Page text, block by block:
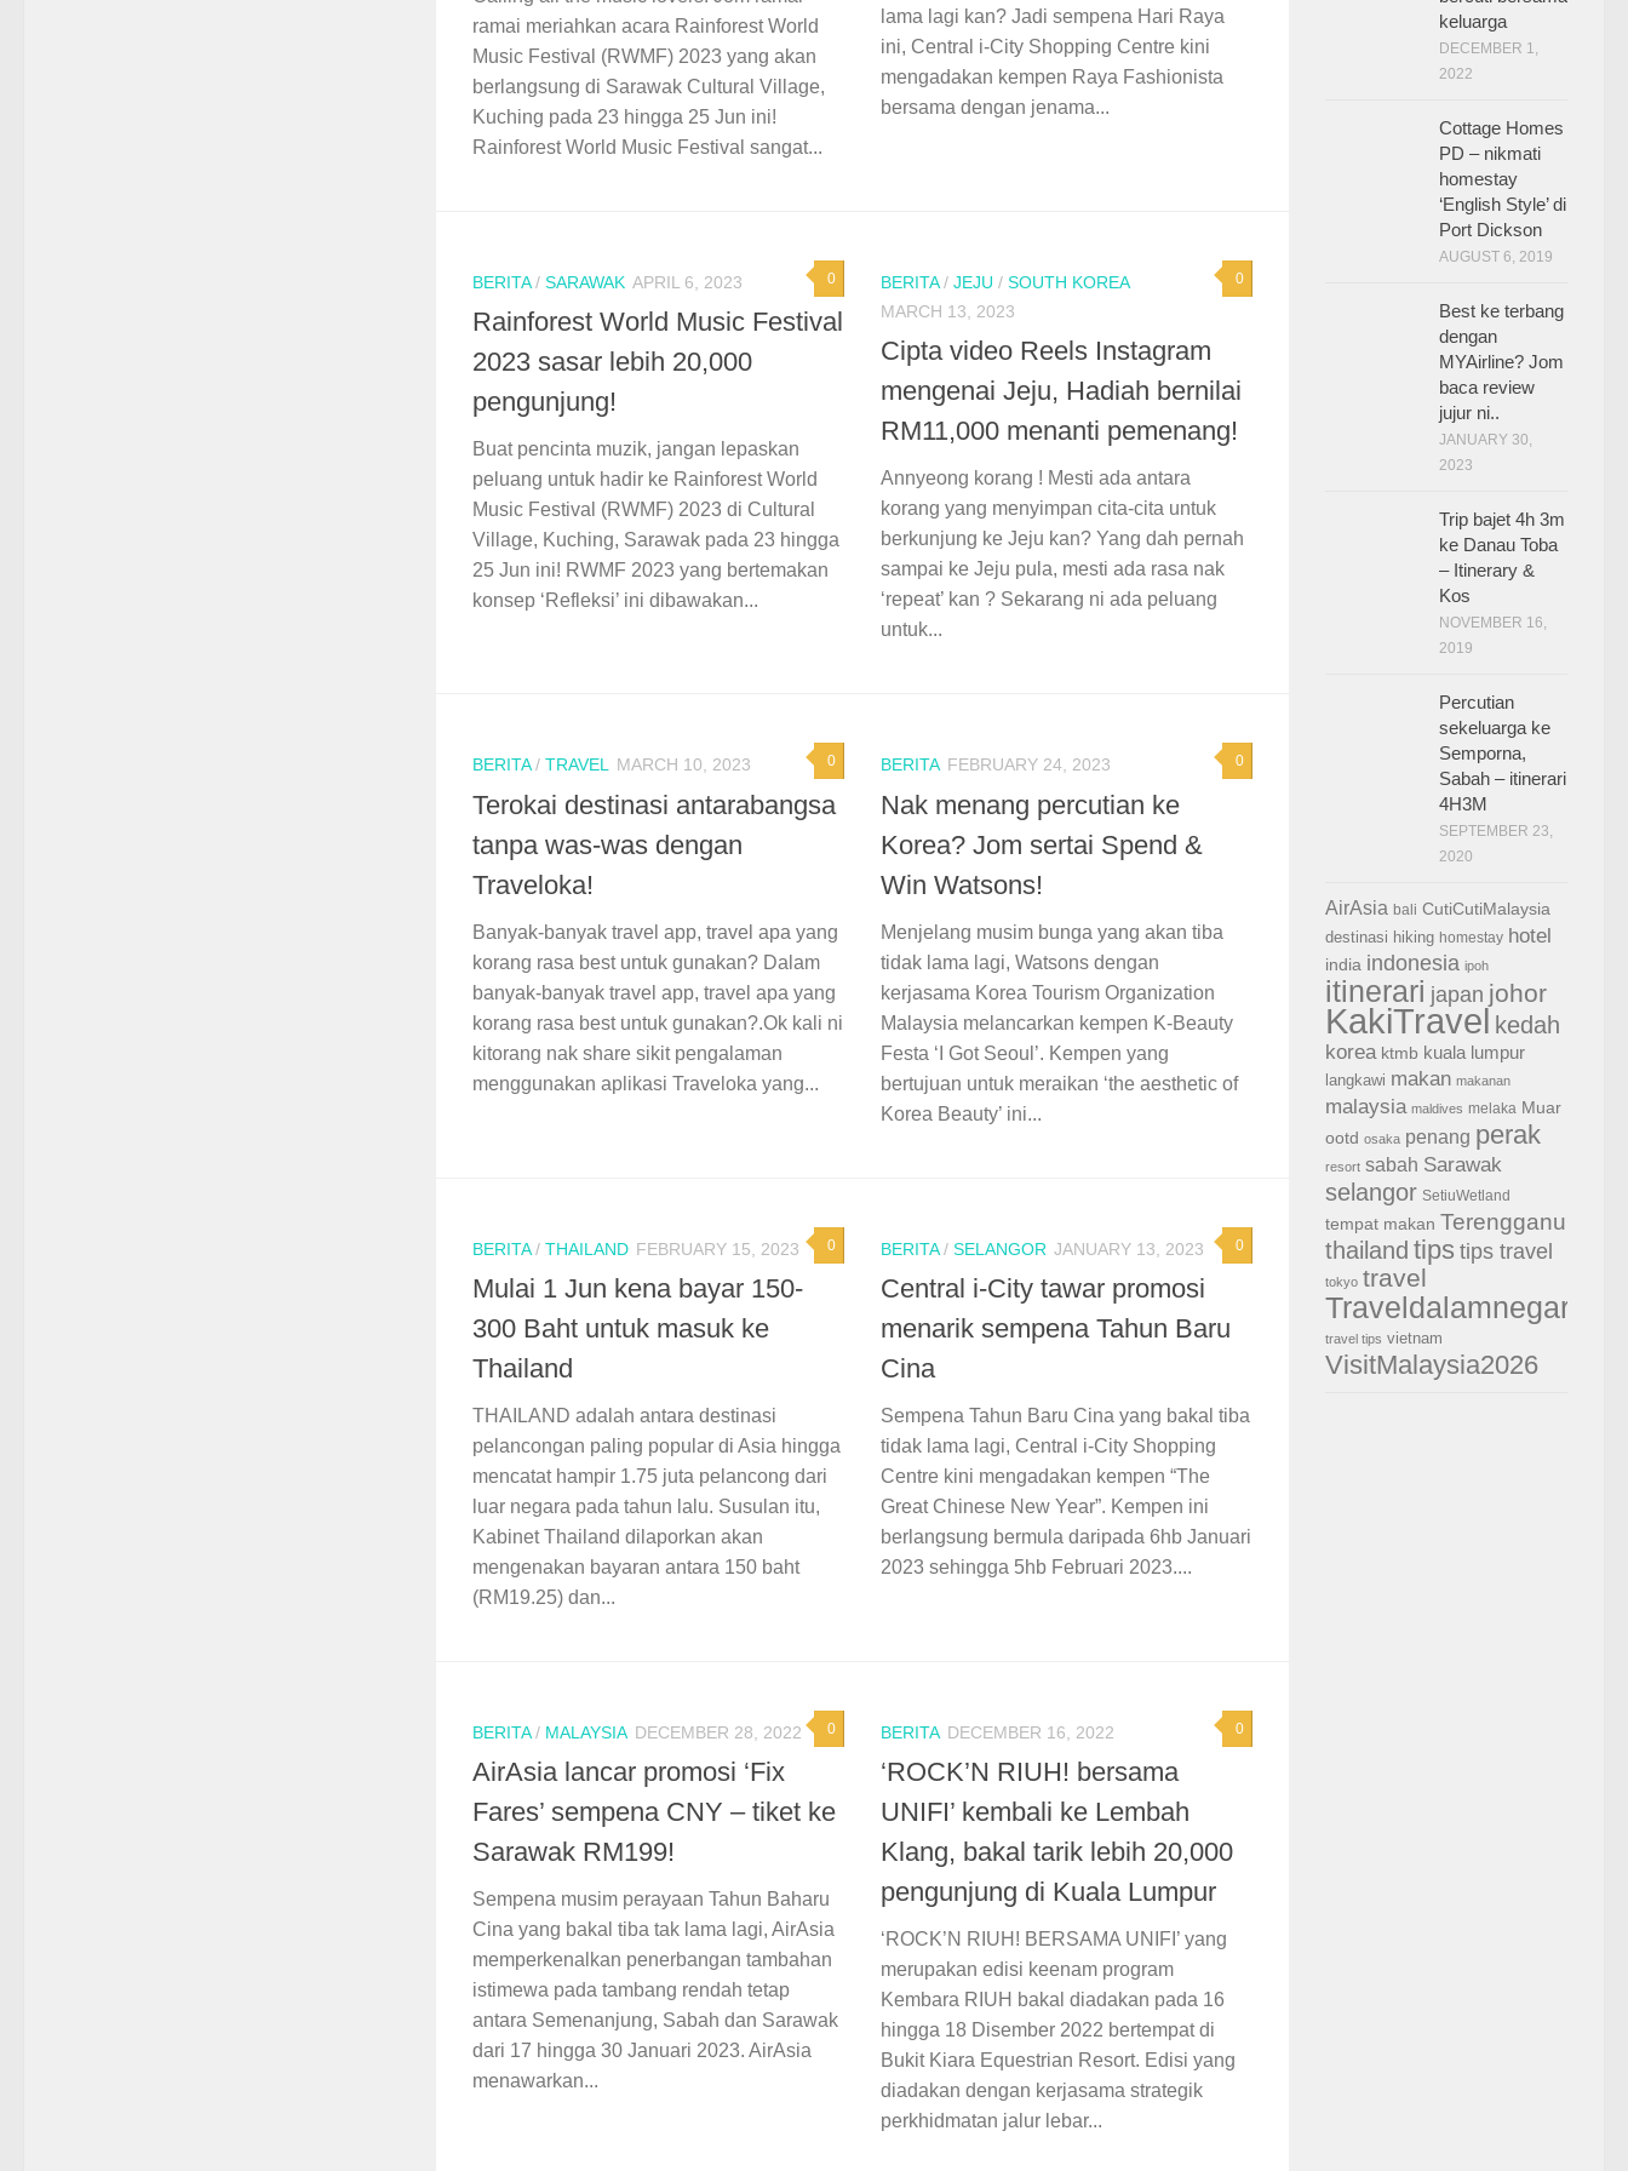
ramai meriahkan acara Rainforest World
Music Festival (RWMF) 2023 yang akan
berlangsung di Sarawak Cultural Village,
Kuching pada 23 hingga 25 Jun ini!
Rainforest World Music Festival sangat...
lama lagi kan? Jadi sempena Hari Raya
ini, Central i-City Shopping Centre kini
mengadakan kempen Raya Fashionista
bersama dengan jenama...
0
BERITA/ SARAWAK APRIL 6, 2023
Rainforest World Music Festival
2023 sasar lebih 20,000
pengunjung!
Buat pencinta muzik, jangan lepaskan
peluang untuk hadir ke Rainforest World
Music Festival (RWMF) 2023 di Cultural
Village, Kuching, Sarawak pada 23 hingga
25 Jun ini! RWMF 2023 yang bertemakan
konsep ‘Refleksi’ ini dibawakan...
0
BERITA/ JEJU / SOUTH KOREA
MARCH 13, 2023
Cipta video Reels Instagram
mengenai Jeju, Hadiah bernilai
RM11,000 menanti pemenang!
Annyeong korang ! Mesti ada antara
korang yang menyimpan cita-cita untuk
berkunjung ke Jeju kan? Yang dah pernah
sampai ke Jeju pula, mesti ada rasa nak
‘repeat’ kan ? Sekarang ni ada peluang
untuk...
0
BERITA/ TRAVEL MARCH 10, 2023
Terokai destinasi antarabangsa
tanpa was-was dengan
Traveloka!
Banyak-banyak travel app, travel apa yang
korang rasa best untuk gunakan? Dalam
banyak-banyak travel app, travel apa yang
korang rasa best untuk gunakan?.Ok kali ni
kitorang nak share sikit pengalaman
menggunakan aplikasi Traveloka yang...
0
BERITA FEBRUARY 24, 2023
Nak menang percutian ke
Korea? Jom sertai Spend &
Win Watsons!
Menjelang musim bunga yang akan tiba
tidak lama lagi, Watsons dengan
kerjasama Korea Tourism Organization
Malaysia melancarkan kempen K-Beauty
Festa ‘I Got Seoul’. Kempen yang
bertujuan untuk meraikan ‘the aesthetic of
Korea Beauty’ ini...
0
BERITA/ THAILAND FEBRUARY 15, 2023
Mulai 1 Jun kena bayar 150-
300 Baht untuk masuk ke
Thailand
THAILAND adalah antara destinasi
pelancongan paling popular di Asia hingga
mencatat hampir 1.75 juta pelancong dari
luar negara pada tahun lalu. Susulan itu,
Kabinet Thailand dilaporkan akan
mengenakan bayaran antara 150 baht
(RM19.25) dan...
0
BERITA/ SELANGOR JANUARY 13, 2023
Central i-City tawar promosi
menarik sempena Tahun Baru
Cina
Sempena Tahun Baru Cina yang bakal tiba
tidak lama lagi, Central i-City Shopping
Centre kini mengadakan kempen “The
Great Chinese New Year”. Kempen ini
berlangsung bermula daripada 6hb Januari
2023 sehingga 5hb Februari 2023....
0
BERITA/ MALAYSIA DECEMBER 28, 2022
AirAsia lancar promosi ‘Fix
Fares’ sempena CNY – tiket ke
Sarawak RM199!
Sempena musim perayaan Tahun Baharu
Cina yang bakal tiba tak lama lagi, AirAsia
memperkenalkan penerbangan tambahan
istimewa pada tambang rendah tetap
antara Semenanjung, Sabah dan Sarawak
dari 17 hingga 30 Januari 2023. AirAsia
menawarkan...
0
BERITA DECEMBER 16, 2022
‘ROCK’N RIUH! bersama
UNIFI’ kembali ke Lembah
Klang, bakal tarik lebih 20,000
pengunjung di Kuala Lumpur
‘ROCK’N RIUH! BERSAMA UNIFI’ yang
merupakan edisi keenam program
Kembara RIUH bakal diadakan pada 16
hingga 18 Disember 2022 bertempat di
Bukit Kiara Equestrian Resort. Edisi yang
diadakan dengan kerjasama strategik
perkhidmatan jalur lebar...
keluarga
DECEMBER 1,
2022
Cottage Homes
PD – nikmati
homestay
‘English Style’ di
Port Dickson
AUGUST 6, 2019
Best ke terbang
dengan
MYAirline? Jom
baca review
jujur ni..
JANUARY 30,
2023
Trip bajet 4h 3m
ke Danau Toba
– Itinerary &
Kos
NOVEMBER 16,
2019
Percutian
sekeluarga ke
Semporna,
Sabah – itinerari
4H3M
SEPTEMBER 23,
2020
AirAsia bali CutiCutiMalaysia
destinasi hiking homestay hotel
india indonesia ipoh
itinerari japan johor
KakiTravel kedah
korea ktmb kuala lumpur
langkawi makan makanan
malaysia maldives melaka Muar
ootd osaka penang perak
resort sabah Sarawak
selangor SetiuWetland
tempat makan Terengganu
thailand tips tips travel
tokyo travel
Traveldalamnegara
travel tips vietnam
VisitMalaysia2026